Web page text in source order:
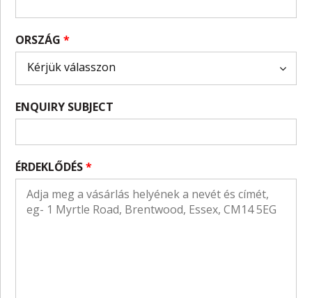
ORSZÁG*
ENQUIRY SUBJECT
ÉRDEKLŐDÉS*